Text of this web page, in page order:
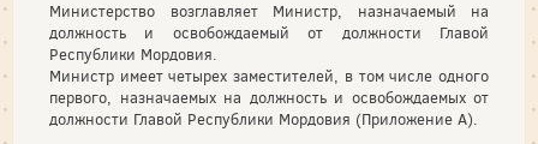
Министерство возглавляет Министр, назначаемый на
должность и освобождаемый от должности Главой
Республики Мордовия.
Министр имеет четырех заместителей, в том числе одного
первого, назначаемых на должность и освобождаемых от
должности Главой Республики Мордовия (Приложение А).